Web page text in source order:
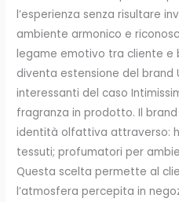
l’esperienza senza risultare
ambiente armonico e
legame emotivo tra cliente e
diventa estensione del brand
interessanti del caso
fragranza in prodotto. Il
identità olfattiva attraverso:
tessuti; profumatori per
Questa scelta permette al
l’atmosfera percepita in